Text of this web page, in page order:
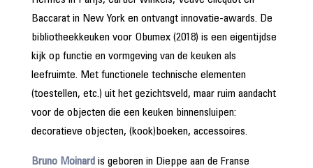
Baccarat in New York en ontvangt innovatie-awards. De
bibliotheekkeuken voor Obumex (2018) is een eigentijdse
kijk op functie en vormgeving van de keuken als
leefruimte. Met functionele technische elementen
(toestellen, etc.) uit het gezichtsveld, maar ruim aandacht
voor de objecten die een keuken binnensluipen:
decoratieve objecten, (kook)boeken, accessoires.
Bruno Moinard is geboren in Dieppe aan de Franse